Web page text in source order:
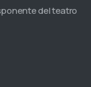
del teatro